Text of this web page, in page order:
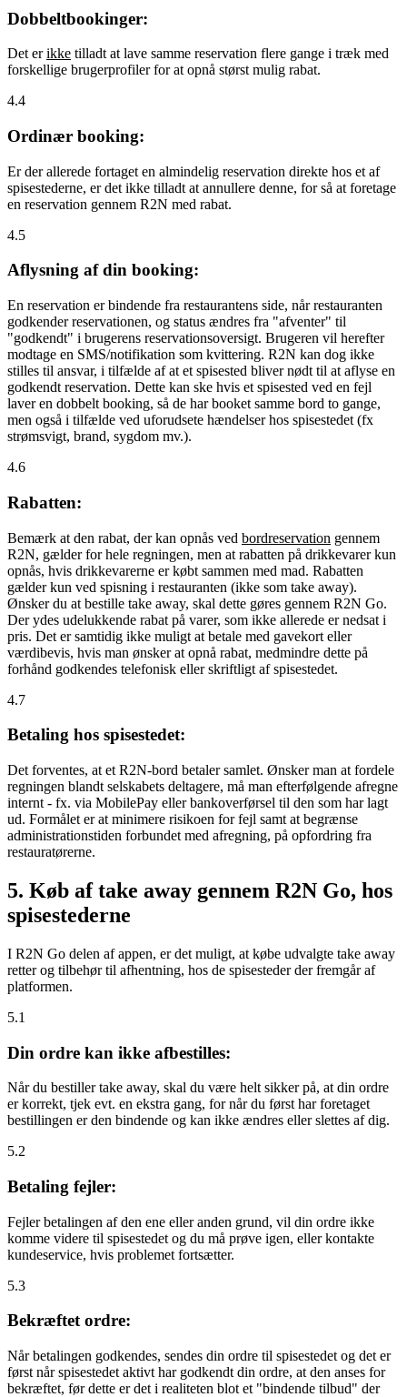
Dobbeltbookinger:
Det erikke tilladt at lave samme reservation flere gange i træk med
forskellige brugerprofiler for at opnå størst mulig rabat.
4.4
Ordinær booking:
Er der allerede fortaget en almindelig reservation direkte hos et af
spisestederne, er det ikke tilladt at annullere denne, for så at foretage
en reservation gennem R2N med rabat.
4.5
Aflysning af din booking:
En reservation er bindende fra restaurantens side, når restauranten
godkender reservationen, og status ændres fra "afventer" til
"godkendt" i brugerens reservationsoversigt. Brugeren vil herefter
modtage en SMS/notifikation som kvittering. R2N kan dog ikke
stilles til ansvar, i tilfælde af at et spisested bliver nødt til at aflyse en
godkendt reservation. Dette kan ske hvis et spisested ved en fejl
laver en dobbelt booking, så de har booket samme bord to gange,
men også i tilfælde ved uforudsete hændelser hos spisestedet (fx
strømsvigt, brand, sygdom mv.).
4.6
Rabatten:
Bemærk at den rabat, der kan opnås ved bordreservation gennem
R2N, gælder for hele regningen, men at rabatten på drikkevarer kun
opnås, hvis drikkevarerne er købt sammen med mad. Rabatten
gælder kun ved spisning i restauranten (ikke som take away).
Ønsker du at bestille take away, skal dette gøres gennem R2N Go.
Der ydes udelukkende rabat på varer, som ikke allerede er nedsat i
pris. Det er samtidig ikke muligt at betale med gavekort eller
værdibevis, hvis man ønsker at opnå rabat, medmindre dette på
forhånd godkendes telefonisk eller skriftligt af spisestedet.
4.7
Betaling hos spisestedet:
Det forventes, at et R2N-bord betaler samlet. Ønsker man at fordele
regningen blandt selskabets deltagere, må man efterfølgende afregne
internt - fx. via MobilePay eller bankoverførsel til den som har lagt
ud. Formålet er at minimere risikoen for fejl samt at begrænse
administrationstiden forbundet med afregning, på opfordring fra
restauratørerne.
5. Køb af take away gennem R2N Go, hos
spisestederne
I R2N Go delen af appen, er det muligt, at købe udvalgte take away
retter og tilbehør til afhentning, hos de spisesteder der fremgår af
platformen.
5.1
Din ordre kan ikke afbestilles:
Når du bestiller take away, skal du være helt sikker på, at din ordre
er korrekt, tjek evt. en ekstra gang, for når du først har foretaget
bestillingen er den bindende og kan ikke ændres eller slettes af dig.
5.2
Betaling fejler:
Fejler betalingen af den ene eller anden grund, vil din ordre ikke
komme videre til spisestedet og du må prøve igen, eller kontakte
kundeservice, hvis problemet fortsætter.
5.3
Bekræftet ordre:
Når betalingen godkendes, sendes din ordre til spisestedet og det er
først når spisestedet aktivt har godkendt din ordre, at den anses for
bekræftet, før dette er det i realiteten blot et "bindende tilbud" der